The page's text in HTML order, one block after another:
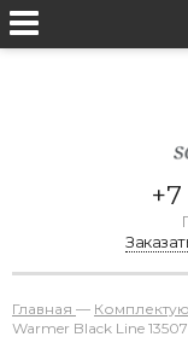
Главная —
Warmer Black Line